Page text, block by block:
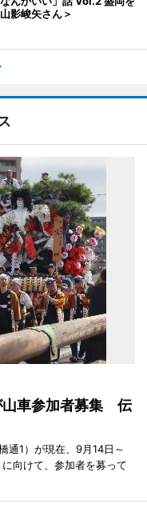
影峻矢さん＞
山車参加者募集 伝
通1）が現在、9月14日～
向けて、参加者を募って